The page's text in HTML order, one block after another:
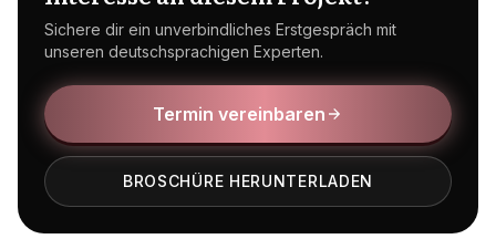
Sichere dir ein unverbindliches Erstgespräch mit
unseren deutschsprachigen Experten.
Termin vereinbaren
BROSCHÜRE HERUNTERLADEN